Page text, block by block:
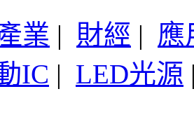
業 | 財經 | 應
IC | LED光源